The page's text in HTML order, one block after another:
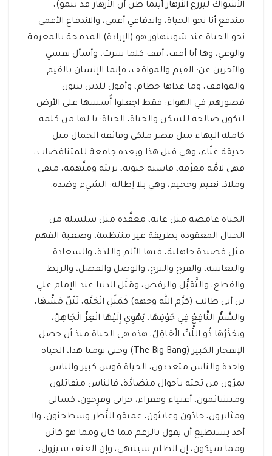
الأشواك ليزرع الأزهار أينما ظنَّ أن الأزهار قد تنمو)،
مندفع أنا نحو الحياة، واندفاعي أعمى، والاندفاع الأعمى
نحو الحياة عند شوبنهاور هو (الإرادة) المدمجة بالمعرفة
والوعي، وها أنا أقف، أقف كلما سرت، وأسأل نفسي
والآخرين عن: القيم والمواقف، فإنما الإنسان بالقيم
والمواقف، وما عداها حطام، وأقول للذين يبنون
قصورهم في الهواء: فقط اجعلوا أُسسها على الأرض
لتكون صالحة للسكن والحياة، الحياة: يا لها من كلمة
كاملة البهاء مثل قصر ملكي وفائقة الجمال مثل
حديقة غنّاء، وهي قبل هذا وبعده جامعة للمتناقضات،
فهي لامَّة مفرِّقة، قاسية حنونة، بريئة ومتَّهمة، منفى
وملاذ، نعيم وجحيم، وهي بلا إطالة: الشيء وضده.
الحياة غامضة مثل غابة، معقَّدة مثل سلسلة من
الحبال المعقودة بطريقة غير منتظمة، وصعبة الفهم
مثل قصيدة جاهلية، فيها الألم واللذة، والسعادة
والتعاسة، والفرح والترح، والوصل والفصل، والربط
والقطع، والتَّقبُّل والرفض، ومَثَل الدنيا عند الإمام علي
بن أبي طالب (كرَّم الله وجهه) كَمَثَلِ الْحَيَّةِ، لَيِّنٌ مَسُّهَا،
والسَّمُّ النَّاقِعُ فِي جَوْفِهَا، يَهْوِي إِلَيْهَا الْغِرُّ الْجَاهِلُ،
ويحْذَرُهَا ذُو اللُّبِّ الْعَاقِلُ، هذه هي الحياة منذ أن حصل
الإنفجار الكبير (The Big Bang) وحتى يومنا هذا، الحياة
واحدة والناس متعددون، الحياة قوس كبير والناس
يمرّون من تحته بأحوال متضادَّة، فالناس متفائلون
ومتشائمون، أغنياء وفقراء، حزانى وفرِحون، كسالى
ومثابرون، جادّون وعابثون، عميقو النَّظر وسطحيّون، ولا
أحد يستطيع أن يقول بالرغم مما كان ومما هو كائن
ومما سيكون، إن الظلم سينتهي، وإن العنف سيزول،